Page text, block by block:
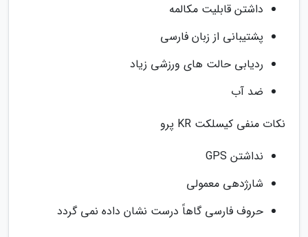
داشتن قابلیت مکالمه
پشتیبانی از زبان فارسی
ردیابی حالت های ورزشی زیاد
ضد آب
نکات منفی کیسلکت KR پرو
نداشتن GPS
شارژدهی معمولی
حروف فارسی گاهاً درست نشان داده نمی گردد